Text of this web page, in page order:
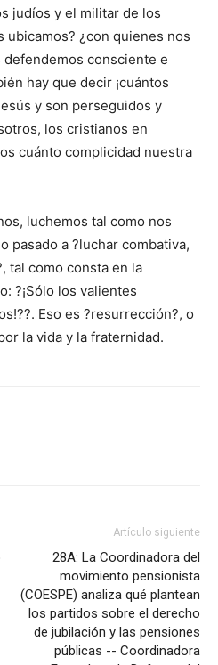
judíos y el militar de los
ubicamos? ¿con quienes nos
consciente e
hay que decir ¡cuántos
y son perseguidos y
los cristianos en
cuánto complicidad nuestra
luchemos tal como nos
pasado a ?luchar combativa,
tal como consta en la
?¡Sólo los valientes
Eso es ?resurrección?, o
la vida y la fraternidad.
Artículo siguiente
28A: La Coordinadora del
movimiento pensionista
(COESPE) analiza qué plantean
los partidos sobre el derecho
de jubilación y las pensiones
públicas -- Coordinadora